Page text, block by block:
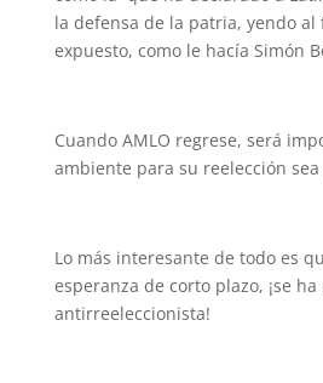
la defensa de la patria, yendo
expuesto, como le hacía Simón
Cuando AMLO regrese, será
ambiente para su reelección
Lo más interesante de todo es
esperanza de corto plazo, ¡se
antirreeleccionista!